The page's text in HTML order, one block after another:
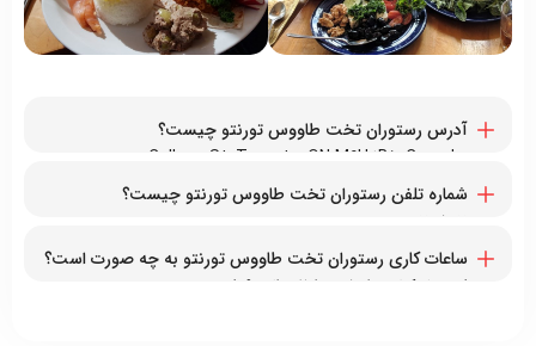
آدرس رستوران تخت طاووس تورنتو چیست؟
شماره تلفن رستوران تخت طاووس تورنتو چیست؟
۱۶۴۷۳۵۲۷۳۲۲+
ساعات کاری رستوران تخت طاووس تورنتو به چه صورت است؟
پنج‌شنبه تا یکشنبه از ۵ بعدازظهر الی ۹ شب